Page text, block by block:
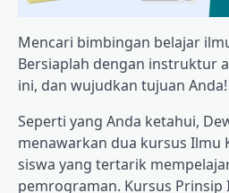
Mencari bimbingan belajar
Bersiaplah dengan instruktur
ini, dan wujudkan tujuan Anda!
Seperti yang Anda ketahui,
menawarkan dua kursus Ilmu
siswa yang tertarik
pemrograman. Kursus Prinsip